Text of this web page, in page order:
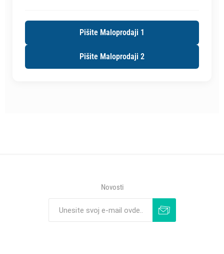
Pišite Maloprodaji 1
Pišite Maloprodaji 2
Novosti